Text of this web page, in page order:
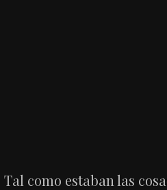
Tal como estaban las